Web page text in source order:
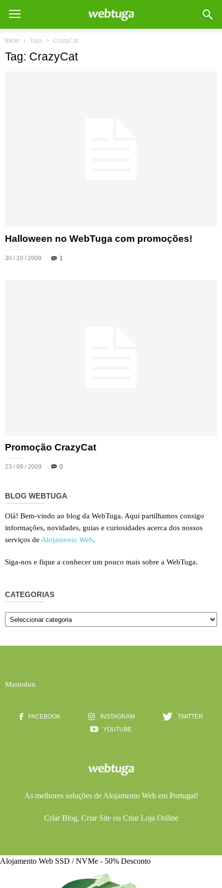
Início Tags CrazyCat
Tag: CrazyCat
Halloween no WebTuga com promoções!
30 / 10 / 2009 1
Promoção CrazyCat
23 / 09 / 2009 0
BLOG WEBTUGA
Olá! Bem-vindo ao blog da WebTuga. Aqui partilhamos consigo
informações, novidades, guias e curiosidades acerca dos nossos
serviços de Alojamento Web.
Siga-nos e fique a conhecer um pouco mais sobre a WebTuga.
CATEGORIAS
Categorias
Mastodon
FACEBOOK INSTAGRAM
TWITTER
YOUTUBE
As melhores soluções de Alojamento Webem Portugal!
Criar Blog, Criar Siteou Criar Loja Online
Alojamento Web SSD / NVMe - 50% Desconto